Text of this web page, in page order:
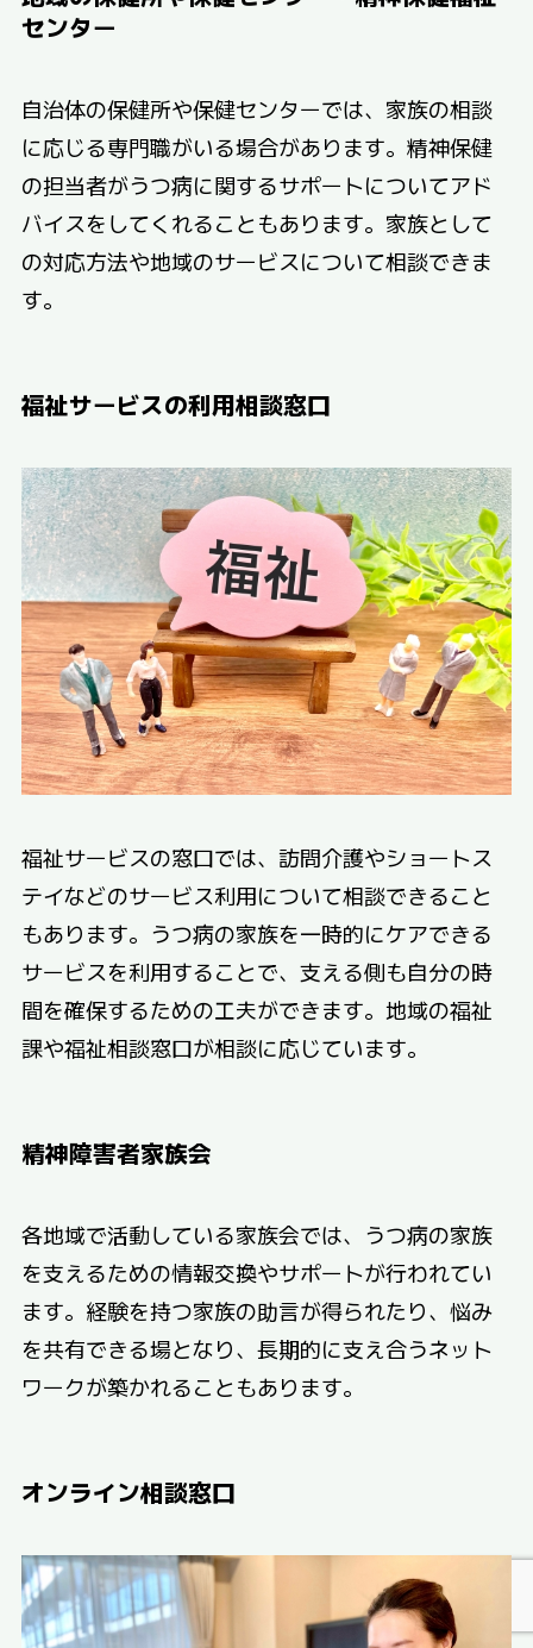
センター
自治体の保健所や保健センターでは、家族の相談
に応じる専門職がいる場合があります。精神保健
の担当者がうつ病に関するサポートについてアド
バイスをしてくれることもあります。家族として
の対応方法や地域のサービスについて相談できま
す。
福祉サービスの利用相談窓口
福祉サービスの窓口では、訪問介護やショートス
テイなどのサービス利用について相談できること
もあります。うつ病の家族を一時的にケアできる
サービスを利用することで、支える側も自分の時
間を確保するための工夫ができます。地域の福祉
課や福祉相談窓口が相談に応じています。
精神障害者家族会
各地域で活動している家族会では、うつ病の家族
を支えるための情報交換やサポートが行われてい
ます。経験を持つ家族の助言が得られたり、悩み
を共有できる場となり、長期的に支え合うネット
ワークが築かれることもあります。
オンライン相談窓口